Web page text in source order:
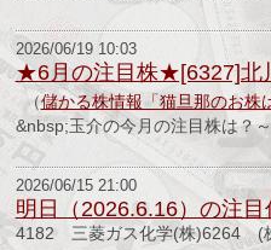
ン
グ］-
株
FX
競
2026/06/19 10:03
★6月の注目株★[6327]北
（儲かる株情報「猫旦那のお株
&nbsp;玉介の今月の注目株は？
2026/06/15 21:00
明日（2026.6.16）の注目
4182 三菱ガス化学(株)6264 (